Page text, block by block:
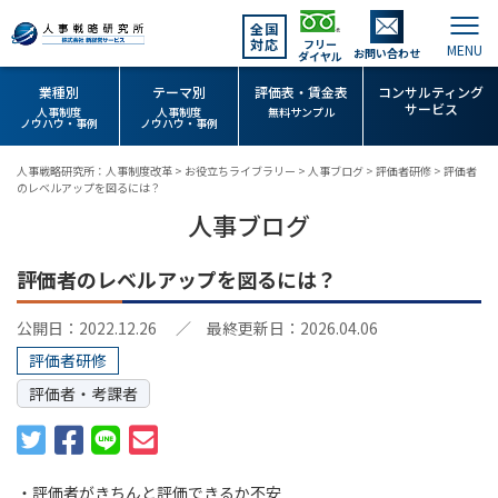
全国
対応
フリー
ダイヤル お問い合わせ
業種別
人事制度
ノウハウ・事例
テーマ別
人事制度
ノウハウ・事例
評価表・賃金表
無料サンプル
コンサルティング
サービス
人事戦略研究所：人事制度改革 > お役立ちライブラリー > 人事ブログ > 評価者研修 > 評価者
のレベルアップを図るには？
人事ブログ
評価者のレベルアップを図るには？
公開日：2022.12.26
／ 最終更新日：2026.04.06
評価者研修
評価者・考課者
・評価者がきちんと評価できるか不安